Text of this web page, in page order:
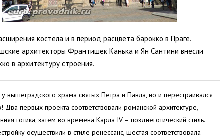
костела и в период расцвета барокко в Праге.
архитекторы Франтишек Канька и Ян Сантини внесли
в архитектуру строения.
вышеградского храма святых Петра и Павла, но и перестраивался
Два первых проекта соответствовали романской архитектуре,
готика, затем во времена Карла IV – позднеготический стиль.
осуществили в стиле ренессанс, шестая соответствовала